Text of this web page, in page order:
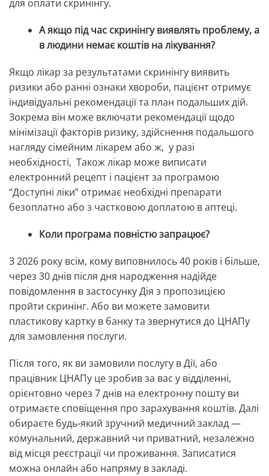
для оплати скринінгу.
А якщо під час скринінгу виявлять проблему, а
в людини немає коштів на лікування?
Якщо лікар за результатами скринінгу виявить
ризики або ранні ознаки хвороби, пацієнт отримує
індивідуальні рекомендації та план подальших дій.
Зокрема він може включати рекомендації щодо
мінімізації факторів ризику, здійснення подальшого
нагляду сімейним лікарем або ж, у разі
необхідності, Також лікар може виписати
електронний рецепт і пацієнт за програмою
“Доступні ліки” отримає необхідні препарати
безоплатно або з частковою доплатою в аптеці.
Коли програма повністю запрацює?
З 2026 року всім, кому виповнилось 40 років і більше,
через 30 днів після дня народження надійде
повідомлення в застосунку Дія з пропозицією
пройти скринінг. Або ви можете замовити
пластикову картку в банку та звернутися до ЦНАПу
для замовлення послуги.
Після того, як ви замовили послугу в Дії, або
працівник ЦНАПу це зробив за вас у відділенні,
орієнтовно через 7 днів на електронну пошту ви
отримаєте сповіщення про зарахування коштів. Далі
обираєте будь-який зручний медичний заклад —
комунальний, державний чи приватний, незалежно
від місця реєстрації чи проживання. Записатися
можна онлайн або напряму в закладі.